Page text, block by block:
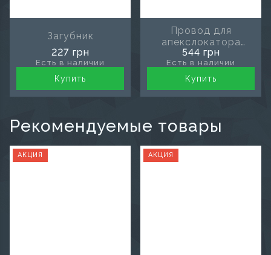
Загубник
227 грн
Есть в наличии
Купить
Провод для
апекслокатора
AirPex
544 грн
Есть в наличии
Купить
Рекомендуемые товары
АКЦИЯ АКЦИЯ